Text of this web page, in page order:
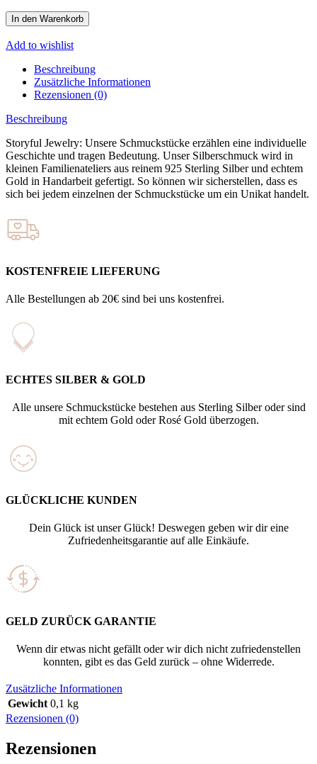
In den Warenkorb
Add to wishlist
Beschreibung
Zusätzliche Informationen
Rezensionen (0)
Beschreibung
Storyful Jewelry: Unsere Schmuckstücke erzählen eine individuelle
Geschichte und tragen Bedeutung. Unser Silberschmuck wird in
kleinen Familienateliers aus reinem 925 Sterling Silber und echtem
Gold in Handarbeit gefertigt. So können wir sicherstellen, dass es
sich bei jedem einzelnen der Schmuckstücke um ein Unikat handelt.
KOSTENFREIE LIEFERUNG
Alle Bestellungen ab 20€ sind bei uns kostenfrei.
ECHTES SILBER & GOLD
Alle unsere Schmuckstücke bestehen aus Sterling Silber oder sind
mit echtem Gold oder Rosé Gold überzogen.
GLÜCKLICHE KUNDEN
Dein Glück ist unser Glück! Deswegen geben wir dir eine
Zufriedenheitsgarantie auf alle Einkäufe.
GELD ZURÜCK GARANTIE
Wenn dir etwas nicht gefällt oder wir dich nicht zufriedenstellen
konnten, gibt es das Geld zurück – ohne Widerrede.
Zusätzliche Informationen
Gewicht 0,1 kg
Rezensionen (0)
Rezensionen